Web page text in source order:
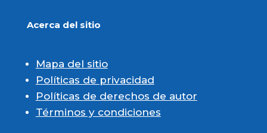
Acerca del sitio
Mapa del sitio
Políticas de privacidad
Políticas de derechos de autor
Términos y condiciones